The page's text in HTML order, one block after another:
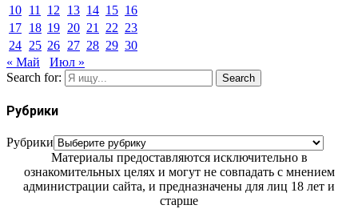
10 11 12 13 14 15 16
17 18 19 20 21 22 23
24 25 26 27 28 29 30
« Май
Июл »
Search for:
Search
Рубрики
Рубрики
Материалы предоставляются исключительно в
ознакомительных целях и могут не совпадать с мнением
администрации сайта, и предназначены для лиц 18 лет и
старше